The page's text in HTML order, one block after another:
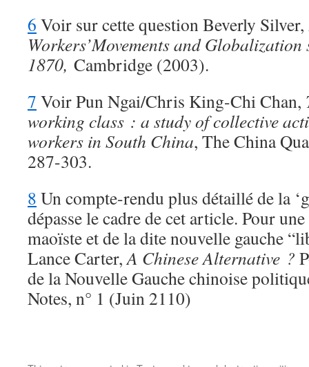
6 Voir sur cette question Beverly Silver,
Workers’Movements and Globalization
1870, Cambridge (2003).
7 Voir Pun Ngai/Chris King-Chi Chan,
working class : a study of collective
workers in South China, The China
287-303.
8 Un compte-rendu plus détaillé de la
dépasse le cadre de cet article. Pour
maoïste et de la dite nouvelle gauche
Lance Carter,A Chinese Alternative ?
de la Nouvelle Gauche chinoise
Notes, n° 1 (Juin 2110)